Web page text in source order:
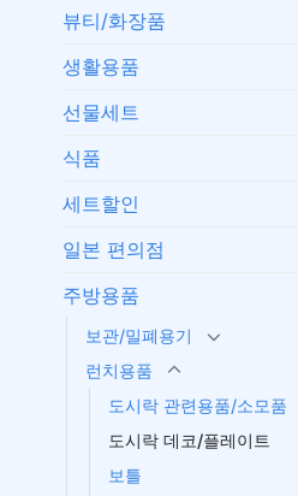
뷰티/화장품
생활용품
선물세트
식품
세트할인
일본 편의점
주방용품
보관/밀폐용기
런치용품
도시락 관련용품/소모품
도시락 데코/플레이트
보틀